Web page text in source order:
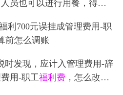
员也可以进行用餐，得给
是就不算福利费
利700元误挂成管理费用-职
前怎么调账
时发现，应计入管理费用-辞
用-职工福利费，怎么改正